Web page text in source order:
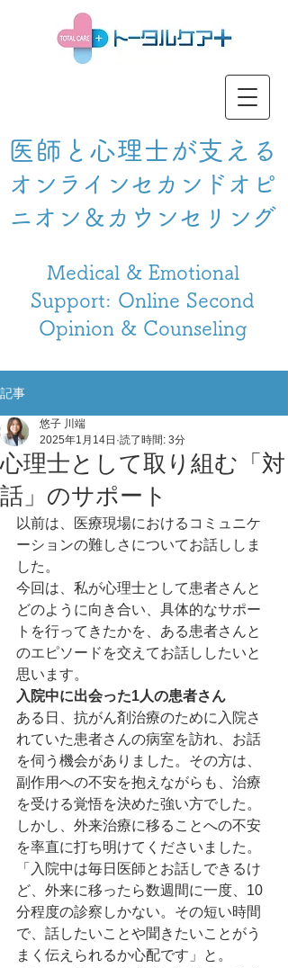
医師と心理士が支える
オンラインセカンドオピ
ニオン＆カウンセリング
Medical & Emotional
Support: Online Second
Opinion & Counseling
記事
心理士として取り組む「対
話」のサポート
悠子 川端
2025年1月14日 読了時間: 3分
以前は、医療現場におけるコミュニケ
ーションの難しさについてお話ししま
した。
今回は、私が心理士として患者さんと
どのように向き合い、具体的なサポー
トを行ってきたかを、ある患者さんと
のエピソードを交えてお話ししたいと
思います。
入院中に出会った1人の患者さん
ある日、抗がん剤治療のために入院さ
れていた患者さんの病室を訪れ、お話
を伺う機会がありました。その方は、
副作用への不安を抱えながらも、治療
を受ける覚悟を決めた強い方でした。
しかし、外来治療に移ることへの不安
を率直に打ち明けてくださいました。
「入院中は毎日医師とお話しできるけ
ど、外来に移ったら数週間に一度、10
分程度の診察しかない。その短い時間
で、話したいことや聞きたいことがう
まく伝えられるか心配です」と。